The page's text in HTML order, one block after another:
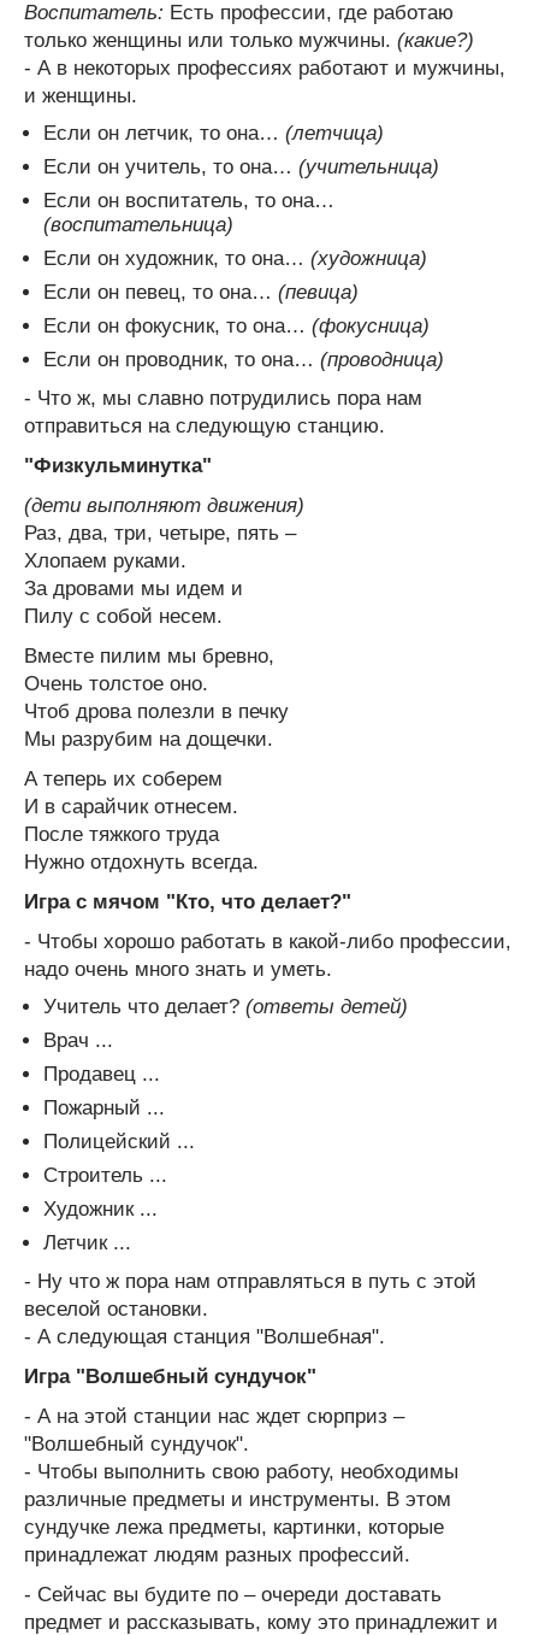
Воспитатель: Есть профессии, где работаю
только женщины или только мужчины. (какие?)
- А в некоторых профессиях работают и мужчины,
и женщины.
Если он летчик, то она… (летчица)
Если он учитель, то она… (учительница)
Если он воспитатель, то она…
(воспитательница)
Если он художник, то она… (художница)
Если он певец, то она… (певица)
Если он фокусник, то она… (фокусница)
Если он проводник, то она… (проводница)
- Что ж, мы славно потрудились пора нам
отправиться на следующую станцию.
"Физкульминутка"
(дети выполняют движения)
Раз, два, три, четыре, пять –
Хлопаем руками.
За дровами мы идем и
Пилу с собой несем.
Вместе пилим мы бревно,
Очень толстое оно.
Чтоб дрова полезли в печку
Мы разрубим на дощечки.
А теперь их соберем
И в сарайчик отнесем.
После тяжкого труда
Нужно отдохнуть всегда.
Игра с мячом "Кто, что делает?"
- Чтобы хорошо работать в какой-либо профессии,
надо очень много знать и уметь.
Учитель что делает? (ответы детей)
Врач ...
Продавец ...
Пожарный ...
Полицейский ...
Строитель ...
Художник ...
Летчик ...
- Ну что ж пора нам отправляться в путь с этой
веселой остановки.
- А следующая станция "Волшебная".
Игра "Волшебный сундучок"
- А на этой станции нас ждет сюрприз –
"Волшебный сундучок".
- Чтобы выполнить свою работу, необходимы
различные предметы и инструменты. В этом
сундучке лежа предметы, картинки, которые
принадлежат людям разных профессий.
- Сейчас вы будите по – очереди доставать
предмет и рассказывать, кому это принадлежит и